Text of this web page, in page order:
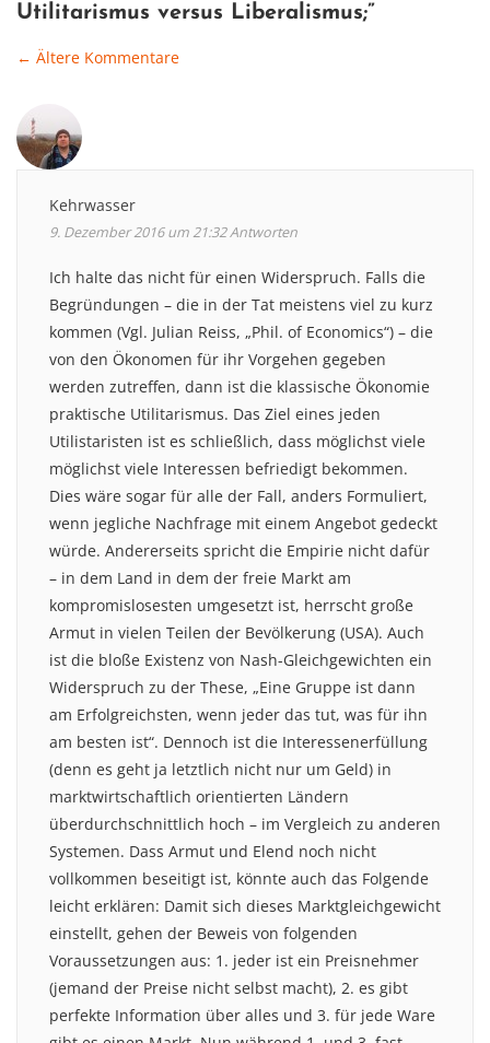
Utilitarismus versus Liberalismus;”
Comment
navigation
← Ältere Kommentare
Kehrwasser
9. Dezember 2016 um 21:32Antworten
Ich halte das nicht für einen Widerspruch. Falls die
Begründungen – die in der Tat meistens viel zu kurz
kommen (Vgl. Julian Reiss, „Phil. of Economics“) – die
von den Ökonomen für ihr Vorgehen gegeben
werden zutreffen, dann ist die klassische Ökonomie
praktische Utilitarismus. Das Ziel eines jeden
Utilistaristen ist es schließlich, dass möglichst viele
möglichst viele Interessen befriedigt bekommen.
Dies wäre sogar für alle der Fall, anders Formuliert,
wenn jegliche Nachfrage mit einem Angebot gedeckt
würde. Andererseits spricht die Empirie nicht dafür
– in dem Land in dem der freie Markt am
kompromislosesten umgesetzt ist, herrscht große
Armut in vielen Teilen der Bevölkerung (USA). Auch
ist die bloße Existenz von Nash-Gleichgewichten ein
Widerspruch zu der These, „Eine Gruppe ist dann
am Erfolgreichsten, wenn jeder das tut, was für ihn
am besten ist“. Dennoch ist die Interessenerfüllung
(denn es geht ja letztlich nicht nur um Geld) in
marktwirtschaftlich orientierten Ländern
überdurchschnittlich hoch – im Vergleich zu anderen
Systemen. Dass Armut und Elend noch nicht
vollkommen beseitigt ist, könnte auch das Folgende
leicht erklären: Damit sich dieses Marktgleichgewicht
einstellt, gehen der Beweis von folgenden
Voraussetzungen aus: 1. jeder ist ein Preisnehmer
(jemand der Preise nicht selbst macht), 2. es gibt
perfekte Information über alles und 3. für jede Ware